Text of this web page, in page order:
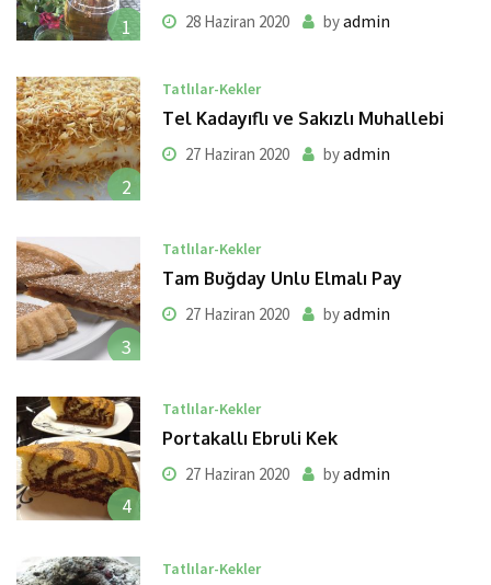
1 28 Haziran 2020 byadmin
2
Tatlılar-Kekler
Tel Kadayıflı ve Sakızlı Muhallebi
27 Haziran 2020 byadmin
3
Tatlılar-Kekler
Tam Buğday Unlu Elmalı Pay
27 Haziran 2020 byadmin
4
Tatlılar-Kekler
Portakallı Ebruli Kek
27 Haziran 2020 byadmin
Tatlılar-Kekler